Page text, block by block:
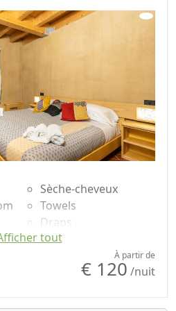
Accessible
Sèche-cheveux
Towels
Draps
Cupboard or
plastique, pas de
tout
À partir de
€ 120 /nuit